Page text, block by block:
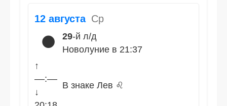
12 августа Ср
🌑 29-й л/д
Новолуние в 21:37
↑
––:––
↓
В знаке Лев ♌